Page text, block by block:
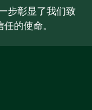
步彰显了我们致
的使命。